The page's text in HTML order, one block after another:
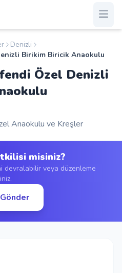
Denizli
Birikim Biricik Anaokulu
Özel Denizli
Anaokulu ve Kreşler
misiniz?
devralabilir veya düzenleme